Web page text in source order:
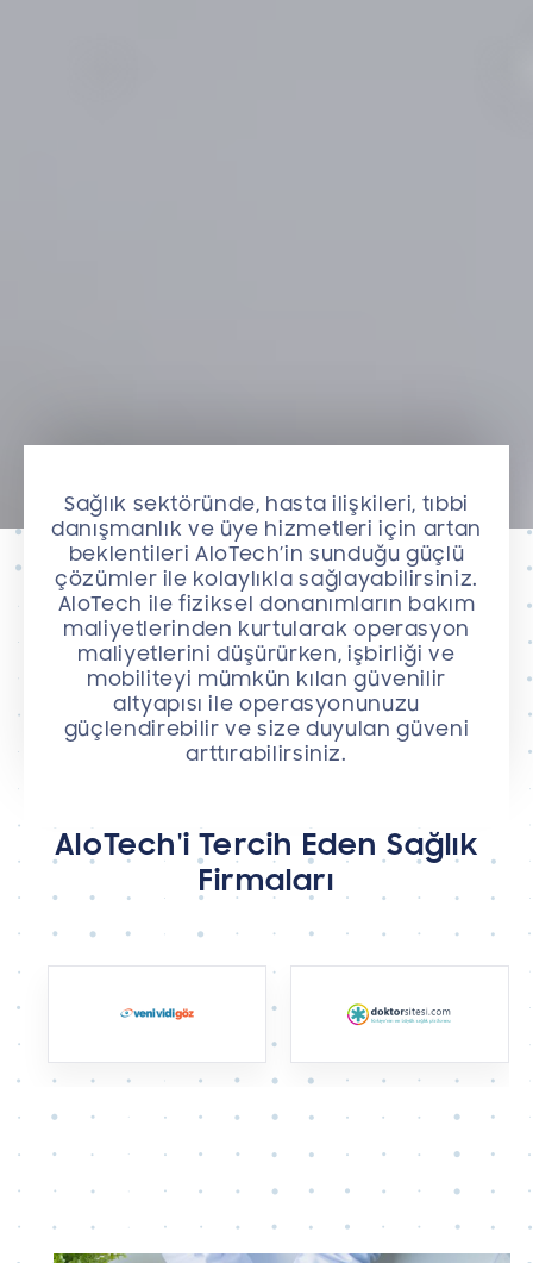
Sağlık sektöründe, hasta ilişkileri, tıbbi
danışmanlık ve üye hizmetleri için artan
beklentileri AloTech’in sunduğu güçlü
çözümler ile kolaylıkla sağlayabilirsiniz.
AloTech ile fiziksel donanımların bakım
maliyetlerinden kurtularak operasyon
maliyetlerini düşürürken, işbirliği ve
mobiliteyi mümkün kılan güvenilir
altyapısı ile operasyonunuzu
güçlendirebilir ve size duyulan güveni
arttırabilirsiniz.
AloTech'i Tercih Eden Sağlık
Firmaları